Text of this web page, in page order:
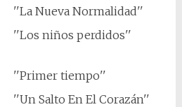
''La Nueva Normalidad''
''Los niños perdidos''
''Primer tiempo''
''Un Salto En El Corazán''